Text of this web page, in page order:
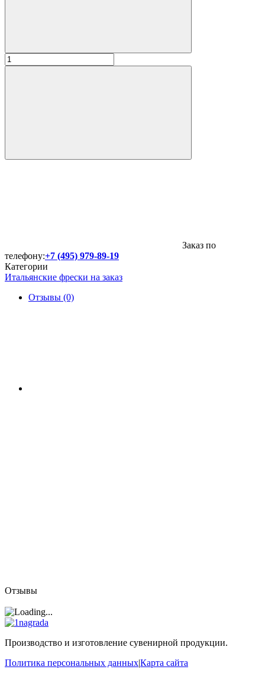
Заказ по
телефону:+7 (495) 979-89-19
Категории
Итальянские фрески на заказ
Отзывы (0)
Отзывы
Производство и изготовление сувенирной продукции.
Политика персональных данных|Карта сайта